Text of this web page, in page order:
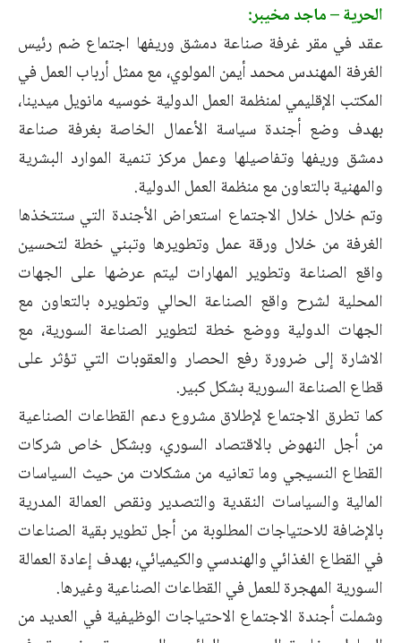
الحرية – ماجد مخيبر:
عقد في مقر غرفة صناعة دمشق وريفها اجتماع ضم رئيس
الغرفة المهندس محمد أيمن المولوي، مع ممثل أرباب العمل في
المكتب الإقليمي لمنظمة العمل الدولية خوسيه مانويل ميدينا،
بهدف وضع أجندة سياسة الأعمال الخاصة بغرفة صناعة
دمشق وريفها وتفاصيلها وعمل مركز تنمية الموارد البشرية
والمهنية بالتعاون مع منظمة العمل الدولية.
وتم خلال خلال الاجتماع استعراض الأجندة التي ستتخذها
الغرفة من خلال ورقة عمل وتطويرها وتبني خطة لتحسين
واقع الصناعة وتطوير المهارات ليتم عرضها على الجهات
المحلية لشرح واقع الصناعة الحالي وتطويره بالتعاون مع
الجهات الدولية ووضع خطة لتطوير الصناعة السورية، مع
الاشارة إلى ضرورة رفع الحصار والعقوبات التي تؤثر على
قطاع الصناعة السورية بشكل كبير.
كما تطرق الاجتماع لإطلاق مشروع دعم القطاعات الصناعية
من أجل النهوض بالاقتصاد السوري، وبشكل خاص شركات
القطاع النسيجي وما تعانيه من مشكلات من حيث السياسات
المالية والسياسات النقدية والتصدير ونقص العمالة المدرية
بالإضافة للاحتياجات المطلوبة من أجل تطوير بقية الصناعات
في القطاع الغذائي والهندسي والكيميائي، بهدف إعادة العمالة
السورية المهجرة للعمل في القطاعات الصناعية وغيرها.
وشملت أجندة الاجتماع الاحتياجات الوظيفية في العديد من